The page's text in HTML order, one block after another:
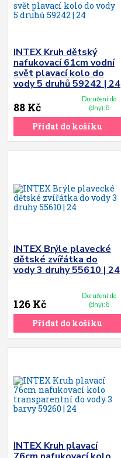
INTEX Kruh dětský
nafukovací 61cm vodní
svět plavací kolo do
vody 5 druhů 59242 | 24
88 Kč
Doručení do
(dny):6
Přidat do košíku
INTEX Brýle plavecké
dětské zvířátka do
vody 3 druhy 55610 | 24
126 Kč
Doručení do
(dny):6
Přidat do košíku
INTEX Kruh plavací